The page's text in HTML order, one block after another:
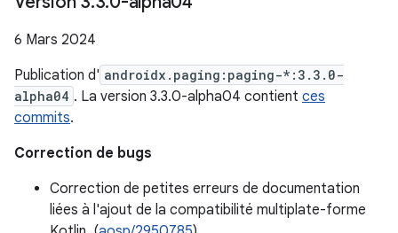
6 Mars 2024
Publication d' androidx.paging:paging-*:3.3.0-
alpha04 . La version 3.3.0-alpha04 contient ces
commits.
Correction de bugs
Correction de petites erreurs de documentation
liées à l'ajout de la compatibilité multiplate-forme